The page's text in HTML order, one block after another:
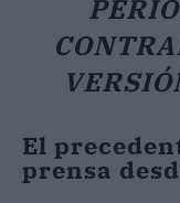
El
prensa